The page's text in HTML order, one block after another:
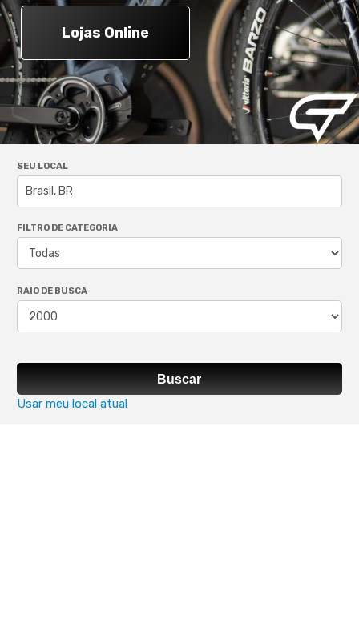
Lojas Online
SEU LOCAL
FILTRO DE CATEGORIA
RAIO DE BUSCA
Buscar
Usar meu local atual